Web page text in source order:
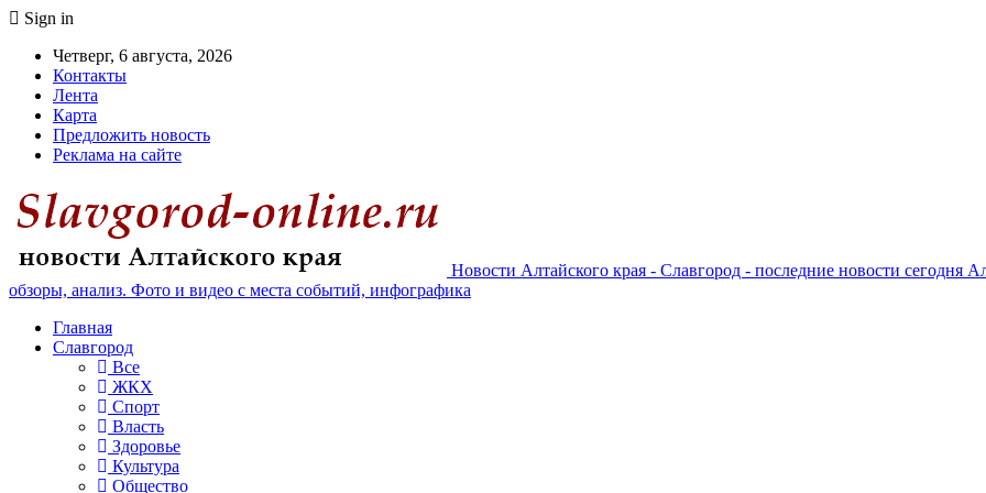
Sign in
Четверг, 6 августа, 2026
Контакты
Лента
Карта
Предложить новость
Реклама на сайте
Новости Алтайского края - Славгород - последние новости сегодня
обзоры, анализ. Фото и видео с места событий, инфографика
Главная
Славгород
Все
ЖКХ
Спорт
Власть
Здоровье
Культура
Общество